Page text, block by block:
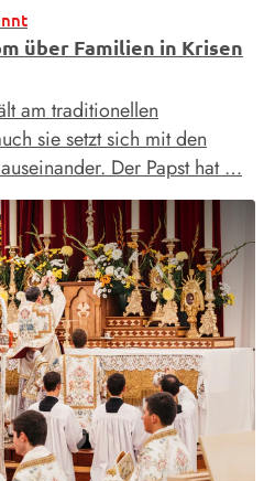
über Familien in Krisen
am traditionellen
sie setzt sich mit den
Der Papst hat …